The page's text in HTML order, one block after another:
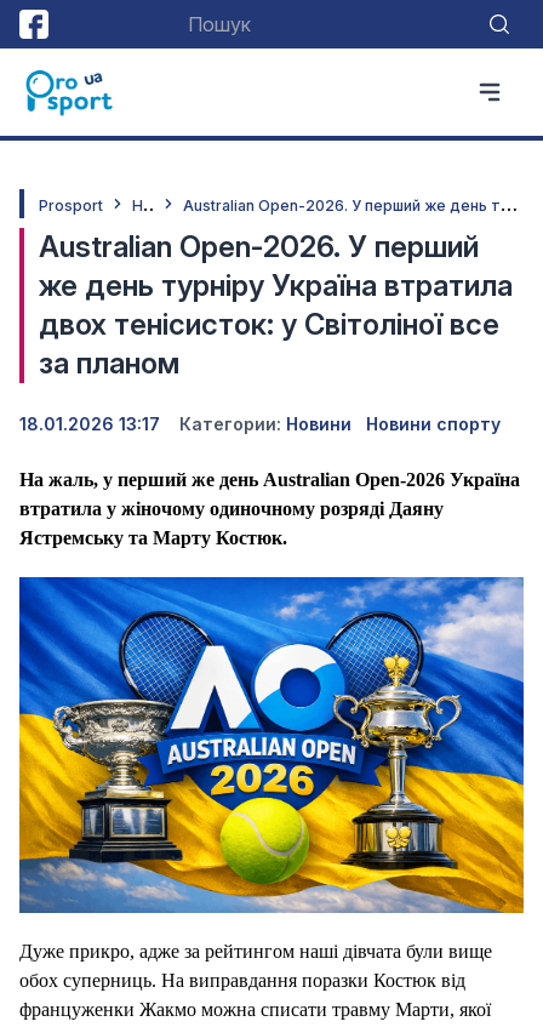
Prosport Н
овини A
ustralian Open-2026. У перший же день турніру Україна втратила двох тенісисток: у Світоліної все за планом
Australian Open-2026. У перший
же день турніру Україна втратила
двох тенісисток: у Світоліної все
за планом
18.01.2026 13:17 Категории: Новини Новини спорту
На жаль, у перший же день Australian Open-2026 Україна
втратила у жіночому одиночному розряді Даяну
Ястремську та Марту Костюк.
Дуже прикро, адже за рейтингом наші дівчата були вище
обох суперниць. На виправдання поразки Костюк від
француженки Жакмо можна списати травму Марти, якої